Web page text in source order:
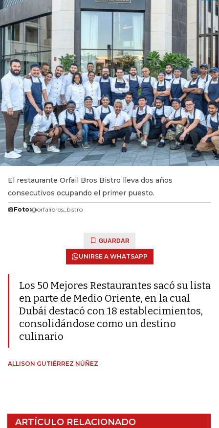
El restaurante Orfail Bros Bistro lleva dos años
consecutivos ocupando el primer puesto.
Foto:@orfalibros_bistro
GUARDAR
UNIRSE A WHATSAPP
Los 50 Mejores Restaurantes sacó su lista
en parte de Medio Oriente, en la cual
Dubái destacó con 18 establecimientos,
consolidándose como un destino
culinario
ALLISON GUTIÉRREZ NÚÑEZ
ARTÍCULO RELACIONADO